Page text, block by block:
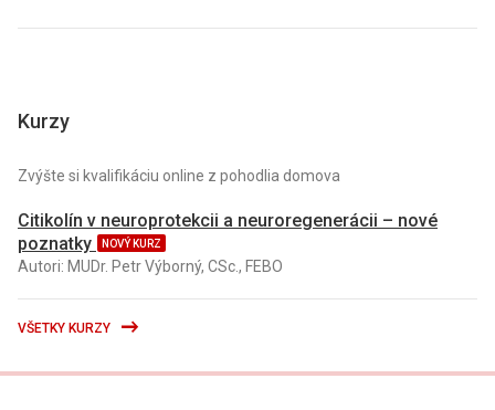
Kurzy
Zvýšte si kvalifikáciu online z pohodlia domova
Citikolín v neuroprotekcii a neuroregenerácii – nové
poznatky
NOVÝ KURZ
Autori: MUDr. Petr Výborný, CSc., FEBO
VŠETKY KURZY